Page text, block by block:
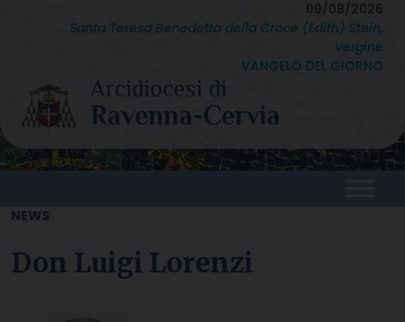
09/08/2026
Santa Teresa Benedetta della Croce (Edith) Stein,
vergine
VANGELO DEL GIORNO
NEWS
Don Luigi Lorenzi